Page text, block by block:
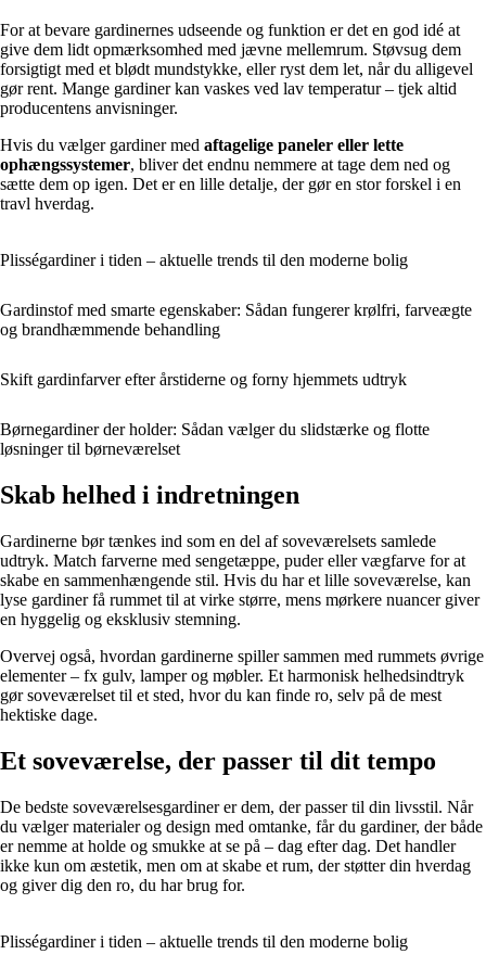
For at bevare gardinernes udseende og funktion er det en god idé at
give dem lidt opmærksomhed med jævne mellemrum. Støvsug dem
forsigtigt med et blødt mundstykke, eller ryst dem let, når du alligevel
gør rent. Mange gardiner kan vaskes ved lav temperatur – tjek altid
producentens anvisninger.
Hvis du vælger gardiner med aftagelige paneler eller lette
ophængssystemer, bliver det endnu nemmere at tage dem ned og
sætte dem op igen. Det er en lille detalje, der gør en stor forskel i en
travl hverdag.
Plisségardiner i tiden – aktuelle trends til den moderne bolig
Gardinstof med smarte egenskaber: Sådan fungerer krølfri, farveægte
og brandhæmmende behandling
Skift gardinfarver efter årstiderne og forny hjemmets udtryk
Børnegardiner der holder: Sådan vælger du slidstærke og flotte
løsninger til børneværelset
Skab helhed i indretningen
Gardinerne bør tænkes ind som en del af soveværelsets samlede
udtryk. Match farverne med sengetæppe, puder eller vægfarve for at
skabe en sammenhængende stil. Hvis du har et lille soveværelse, kan
lyse gardiner få rummet til at virke større, mens mørkere nuancer giver
en hyggelig og eksklusiv stemning.
Overvej også, hvordan gardinerne spiller sammen med rummets øvrige
elementer – fx gulv, lamper og møbler. Et harmonisk helhedsindtryk
gør soveværelset til et sted, hvor du kan finde ro, selv på de mest
hektiske dage.
Et soveværelse, der passer til dit tempo
De bedste soveværelsesgardiner er dem, der passer til din livsstil. Når
du vælger materialer og design med omtanke, får du gardiner, der både
er nemme at holde og smukke at se på – dag efter dag. Det handler
ikke kun om æstetik, men om at skabe et rum, der støtter din hverdag
og giver dig den ro, du har brug for.
Plisségardiner i tiden – aktuelle trends til den moderne bolig